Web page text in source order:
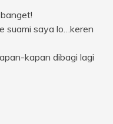
suami saya lo…keren
kapan dibagi lagi